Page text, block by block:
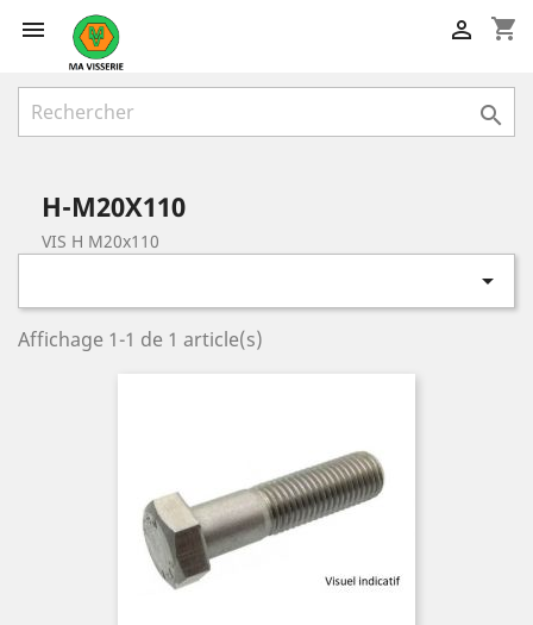
 shopping_cart


H-M20X110
VIS H M20x110

Affichage 1-1 de 1 article(s)